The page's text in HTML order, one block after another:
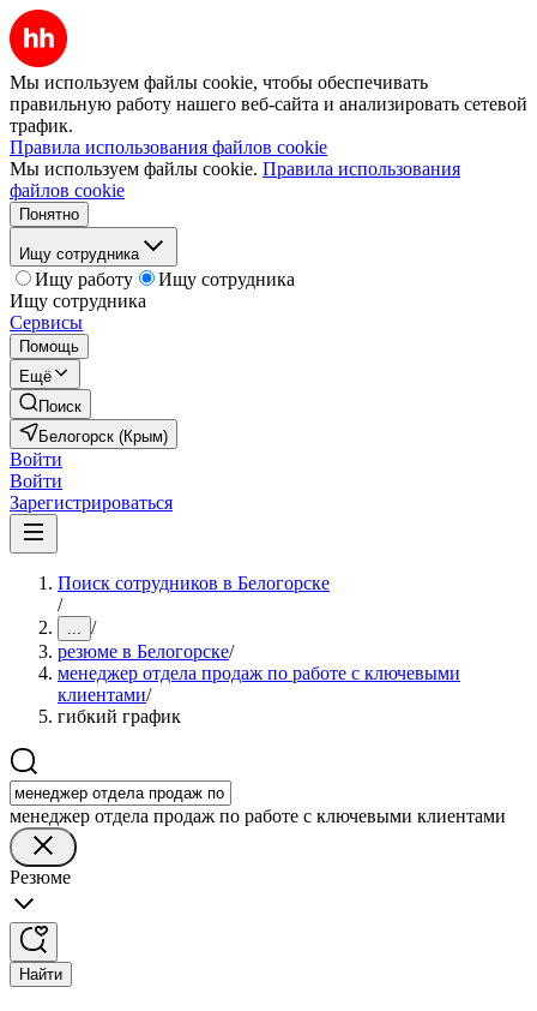
Мы используем файлы cookie, чтобы обеспечивать
правильную работу нашего веб-сайта и анализировать сетевой
трафик.
Правила использования файлов cookie
Мы используем файлы cookie. Правила использования
файлов cookie
Понятно
Ищу сотрудника
Ищу работу
Ищу сотрудника
Ищу сотрудника
Сервисы
Помощь
Ещё
Поиск
Белогорск (Крым)
Войти
Войти
Зарегистрироваться
Поиск сотрудников в Белогорске
/
... /
резюме в Белогорске/
менеджер отдела продаж по работе с ключевыми
клиентами/
гибкий график
менеджер отдела продаж по работе с ключевыми клиентами
Резюме
Найти